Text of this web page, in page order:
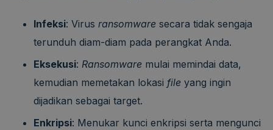
Infeksi: Virus ransomware secara tidak sengaja
terunduh diam-diam pada perangkat Anda.
Eksekusi: Ransomware mulai memindai data,
kemudian memetakan lokasi file yang ingin
dijadikan sebagai target.
Enkripsi: Menukar kunci enkripsi serta mengunci